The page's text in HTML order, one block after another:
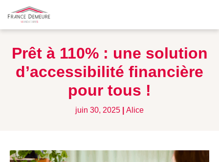
Prêt à 110% : une solution
d’accessibilité financière
pour tous !
juin 30, 2025 Alice